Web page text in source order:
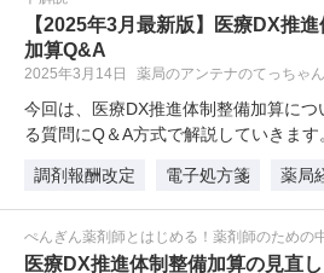
【2025年3月最新版】医療DX推
加算Q&A
2025年3月14日 薬局のアンテナのてっちゃん
今回は、医療DX推進体制整備加算に
る質問にQ＆A方式で解説していきます
調剤報酬改定
電子処方箋 薬局
ぺんぎん薬剤師とはじめる！薬剤師のための
医療DX推進体制整備加算の見直し